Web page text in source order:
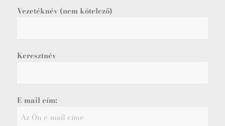
Vezetéknév (nem kötelező)
Keresztnév
E-mail cím: